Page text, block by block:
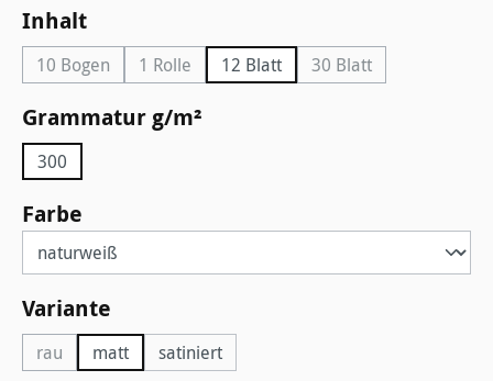
Inhaltauswählen
10 Bogen(Diese Option ist zurzeit nicht verfügbar.)
1 Rolle(Diese Option ist zurzeit nicht verfügbar.)
12 Blatt 30 Blatt(Diese Option ist
Grammatur g/m²
300
Farbe
Variante
rau(Diese Option ist zurzeit nicht verfügbar.)
matt satiniert